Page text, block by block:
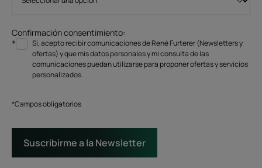
Confirmación consentimiento:
*
Sí, acepto recibir comunicaciones de René Furterer (Newsletters y
ofertas) y que mis datos personales y mi consulta de las
comunicaciones puedan utilizarse para proponer ofertas y servicios
personalizados.
*Campos obligatorios
Suscribirme a la Newsletter